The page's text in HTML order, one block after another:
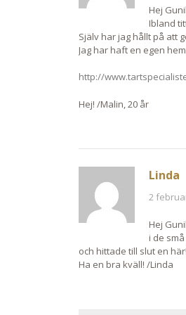
Hej
Ibland
Själv har jag hållt på att
Jag har haft en egen
http://
Hej! /Malin, 20 år
Linda
2
Hej
i de
och hittade till slut en
Ha en bra kväll! /Linda